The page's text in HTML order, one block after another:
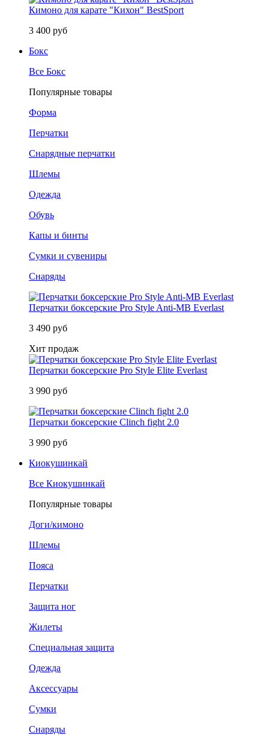
Кимоно для карате "Кихон" BestSport
3 400 руб
Бокс
Все Бокс
Популярные товары
Форма
Перчатки
Снарядные перчатки
Шлемы
Одежда
Обувь
Капы и бинты
Сумки и сувениры
Снаряды
Перчатки боксерские Pro Style Anti-MB Everlast
3 490 руб
Хит продаж
Перчатки боксерские Pro Style Elite Everlast
3 990 руб
Перчатки боксерские Clinch fight 2.0
3 990 руб
Киокушинкай
Все Киокушинкай
Популярные товары
Доги/кимоно
Шлемы
Пояса
Перчатки
Защита ног
Жилеты
Специальная защита
Одежда
Аксессуары
Сумки
Снаряды